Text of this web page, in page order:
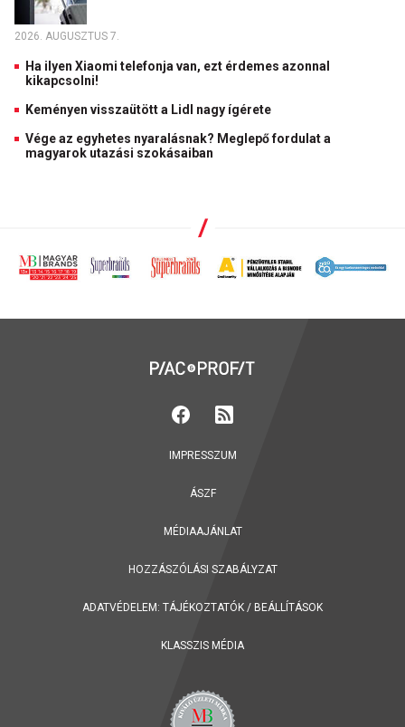
2026. AUGUSZTUS 7.
Ha ilyen Xiaomi telefonja van, ezt érdemes azonnal
kikapcsolni!
Keményen visszaütött a Lidl nagy ígérete
Vége az egyhetes nyaralásnak? Meglepő fordulat a
magyarok utazási szokásaiban
IMPRESSZUM
ÁSZF
MÉDIAAJÁNLAT
HOZZÁSZÓLÁSI SZABÁLYZAT
ADATVÉDELEM: TÁJÉKOZTATÓK / BEÁLLÍTÁSOK
KLASSZIS MÉDIA